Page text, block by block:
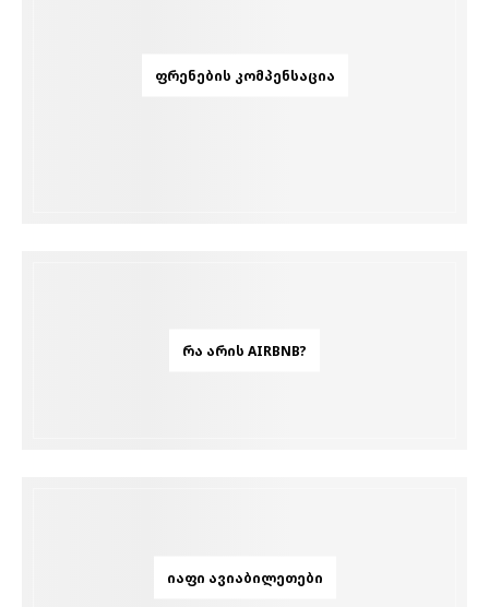
ᲤᲠᲔᲜᲔᲑᲘᲡ ᲙᲝᲛᲞᲔᲜᲡᲐᲪᲘᲐ
ᲠᲐ ᲐᲠᲘᲡ AIRBNB?
ᲘᲐᲤᲘ ᲐᲕᲘᲐᲑᲘᲚᲔᲗᲔᲑᲘ